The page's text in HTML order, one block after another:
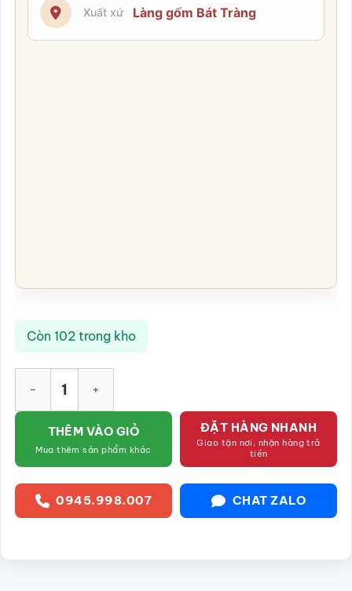
Xuất xứ Làng gốm Bát Tràng
Còn 102 trong kho
THÊM VÀO GIỎ
Mua thêm sản phẩm khác
ĐẶT HÀNG NHANH
Giao tận nơi, nhận hàng trả
tiền
0945.998.007 CHAT ZALO